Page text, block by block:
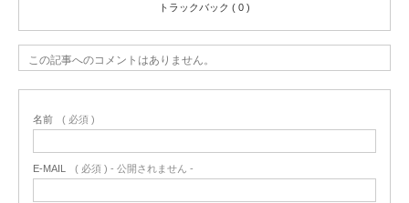
トラックバック ( 0 )
この記事へのコメントはありません。
名前 ( 必須 )
E-MAIL ( 必須 ) - 公開されません -